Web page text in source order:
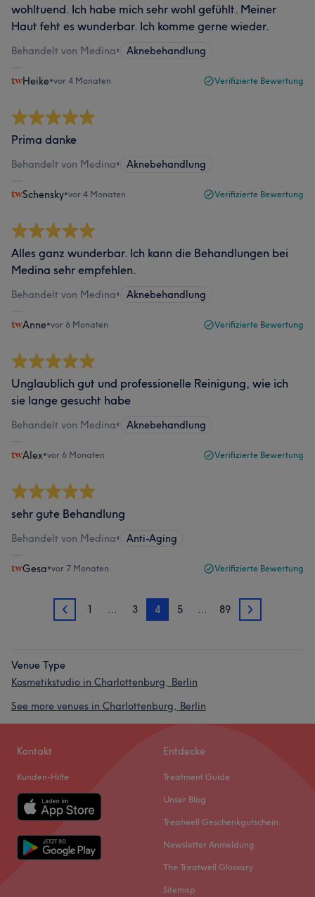
wohltuend. Ich habe mich sehr wohl gefühlt. Meiner
Haut feht es wunderbar. Ich komme gerne wieder.
Behandelt von Medina• Aknebehandlung
Heike•vor 4 Monaten Verifizierte Bewertung
Prima danke
Behandelt von Medina• Aknebehandlung
Schensky•vor 4 Monaten Verifizierte Bewertung
Alles ganz wunderbar. Ich kann die Behandlungen bei
Medina sehr empfehlen.
Behandelt von Medina• Aknebehandlung
Anne•vor 6 Monaten Verifizierte Bewertung
Unglaublich gut und professionelle Reinigung, wie ich
sie lange gesucht habe
Behandelt von Medina• Aknebehandlung
Alex•vor 6 Monaten Verifizierte Bewertung
sehr gute Behandlung
Behandelt von Medina• Anti-Aging
Gesa•vor 7 Monaten Verifizierte Bewertung
3 1 … 3 4 5 … 89 5
Venue Type
Kosmetikstudio in Charlottenburg, Berlin
See more venues in Charlottenburg, Berlin
Kontakt
Kunden-Hilfe
Entdecke
Treatment Guide
Unser Blog
Treatwell Geschenkgutschein
Newsletter Anmeldung
The Treatwell Glossary
Sitemap